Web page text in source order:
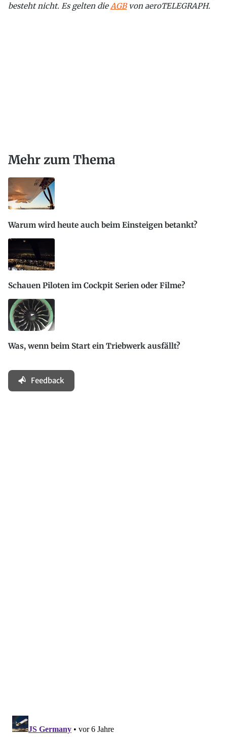
besteht nicht. Es gelten die AGBvon aeroTELEGRAPH.
Mehr zum Thema
Warum wird heute auch beim Einsteigen betankt?
Schauen Piloten im Cockpit Serien oder Filme?
Was, wenn beim Start ein Triebwerk ausfällt?
Feedback